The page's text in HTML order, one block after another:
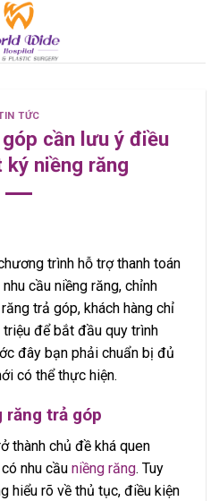
TỨC
cần lưu ý điều
ký niềng răng
trình hỗ trợ thanh toán
cầu niềng răng, chỉnh
trả góp, khách hàng chỉ
để bắt đầu quy trình
đây bạn phải chuẩn bị đủ
có thể thực hiện.
răng trả góp
thành chủ đề khá quen
nhu cầu niềng răng. Tuy
hiểu rõ về thủ tục, điều kiện